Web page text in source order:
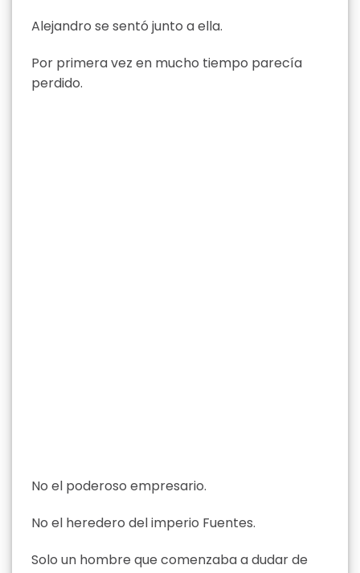
Alejandro se sentó junto a ella.
Por primera vez en mucho tiempo parecía
perdido.
No el poderoso empresario.
No el heredero del imperio Fuentes.
Solo un hombre que comenzaba a dudar de